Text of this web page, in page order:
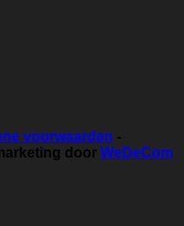
voorwaarden -
door WeDeCom